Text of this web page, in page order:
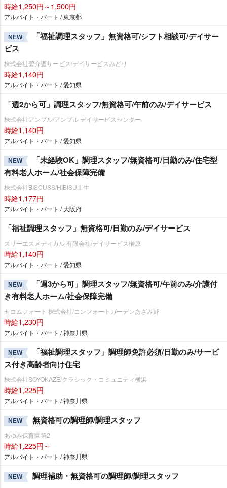
時給1,250円～1,500円
アルバイト・パート / 東京都
NEW
「福祉調理スタッフ」無資格可/シフト相談可/デイサー
ビス
株式会社碧介護サービス/デイサービスみどり
時給1,140円
アルバイト・パート / 愛知県
「週2から可」調理スタッフ/無資格可/午前のみ/デイサービス
株式会社アンプル/アンプル デイサービスセンター
時給1,140円
アルバイト・パート / 愛知県
NEW
「未経験OK」調理スタッフ/無資格可/日勤のみ/住宅型
有料老人ホーム/社会保障完備
株式会社BISCUSS/HIBISU土生
時給1,177円
アルバイト・パート / 大阪府
「福祉調理スタッフ」無資格可/日勤のみ/デイサービス
スリーエスメディカル 有限会社/デイサービス榊原
時給1,140円
アルバイト・パート / 愛知県
NEW
「週3から可」調理スタッフ/無資格可/午前のみ/介護付
き有料老人ホーム/社会保障完備
セコムフォート 株式会社/コンフォートガーデンあざみ野
時給1,230円
アルバイト・パート / 神奈川県
NEW
「福祉調理スタッフ」調理師免許必須/日勤のみ/サービ
ス付き高齢者向け住宅
株式会社SOYOKAZE/クラシック・コミュニティ横浜
時給1,225円
アルバイト・パート / 神奈川県
NEW 無資格可の調理師/調理スタッフ
あゆみ保育園第2
時給1,225円～
アルバイト・パート / 神奈川県
NEW 調理補助・無資格可の調理師/調理スタッフ